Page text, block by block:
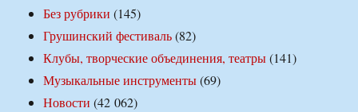
Без рубрики (145)
Грушинский фестиваль(82)
Клубы, творческие объединения, театры(141)
Музыкальные инструменты(69)
Новости (42 062)